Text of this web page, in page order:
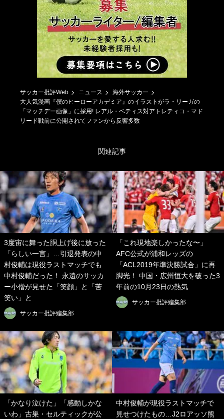
サッカー批評Web ニュース
海外サッカー
大人気漫画『僕のヒーローアカデミア』のイラストがラ・リーガの
「マッチデー画像」に採用! レアル・ベティス対アトレティコ・マド
リード戦前に公開されてファンから反響多数
関連記事
3度宙に舞った胴上げ後に放った
「らしい一言」…引退発表の中
村俊輔は現役ラストマッチでも
中村俊輔だった！ 永遠のサッカ
ー小僧が見せた「笑顔」と「苦
笑い」と
サッカー批評編集部
「これ現地楽しかったな〜」
AFC公式が浦和レッズの
「ACL2019年準決勝試合」に再
脚光！ 中国・広州恒大を破った3
年前の10月23日の熱気
サッカー批評編集部
「かなり泣けた」「感動しかな
いわ」古巣・セルティックが公
中村俊輔が現役ラストマッチで
見せつけたもの…J2ロアッソ熊